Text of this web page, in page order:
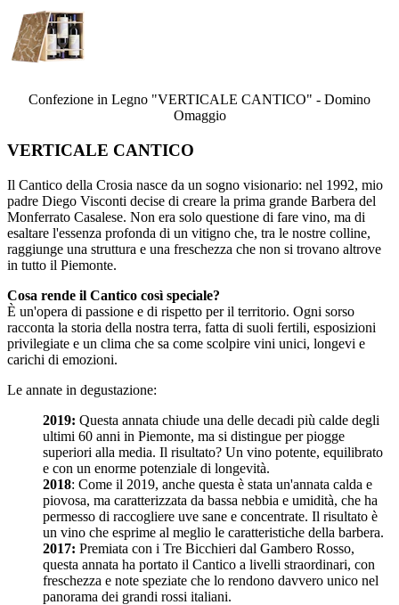
Confezione in Legno "VERTICALE CANTICO" - Domino
Omaggio
VERTICALE CANTICO
Il Cantico della Crosia nasce da un sogno visionario: nel 1992, mio
padre Diego Visconti decise di creare la prima grande Barbera del
Monferrato Casalese. Non era solo questione di fare vino, ma di
esaltare l'essenza profonda di un vitigno che, tra le nostre colline,
raggiunge una struttura e una freschezza che non si trovano altrove
in tutto il Piemonte.
Cosa rende il Cantico così speciale?
È un'opera di passione e di rispetto per il territorio. Ogni sorso
racconta la storia della nostra terra, fatta di suoli fertili, esposizioni
privilegiate e un clima che sa come scolpire vini unici, longevi e
carichi di emozioni.
Le annate in degustazione:
2019: Questa annata chiude una delle decadi più calde degli
ultimi 60 anni in Piemonte, ma si distingue per piogge
superiori alla media. Il risultato? Un vino potente, equilibrato
e con un enorme potenziale di longevità.
2018: Come il 2019, anche questa è stata un'annata calda e
piovosa, ma caratterizzata da bassa nebbia e umidità, che ha
permesso di raccogliere uve sane e concentrate. Il risultato è
un vino che esprime al meglio le caratteristiche della barbera.
2017: Premiata con i Tre Bicchieri dal Gambero Rosso,
questa annata ha portato il Cantico a livelli straordinari, con
freschezza e note speziate che lo rendono davvero unico nel
panorama dei grandi rossi italiani.